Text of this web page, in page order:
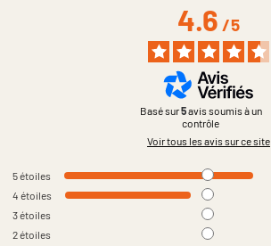
4.6/5
Basé sur5avis soumis à un
contrôle
Voir tous les avis sur ce site
5étoiles
4 étoiles
3étoiles
2étoiles